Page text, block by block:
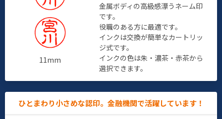
11mm
金属ボディの高級感漂うネーム印
です。
役職のある方に最適です。
インクは交換が簡単なカートリッ
ジ式です。
インクの色は朱・濃茶・赤茶から
選択できます。
ひとまわり小さめな認印。金融機関で活躍しています！